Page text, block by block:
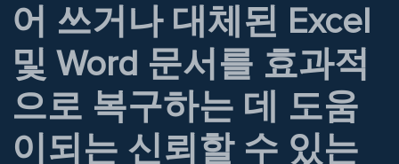
어 쓰거나 대체된 Excel
및 Word 문서를 효과적
으로 복구하는 데 도움
이되는 신뢰할 수 있는